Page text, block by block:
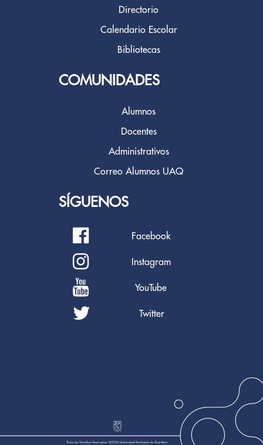
Directorio
Calendario Escolar
Bibliotecas
COMUNIDADES
Alumnos
Docentes
Administrativos
Correo Alumnos UAQ
SÍGUENOS
Facebook
Instagram
YouTube
Twitter